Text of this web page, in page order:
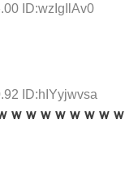
ID:wzIgIlAv0
ID:hIYyjwvsa
ｗｗｗｗｗｗｗｗ